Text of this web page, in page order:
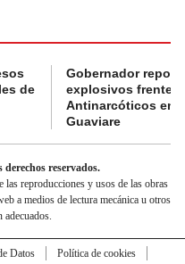
de
Gobernador
explosivos frente a
Antinarcóticos en
Guaviare
reservados.
reproducciones y usos de las obras
a medios de lectura mecánica u otros
adecuados.
Datos Política de cookies